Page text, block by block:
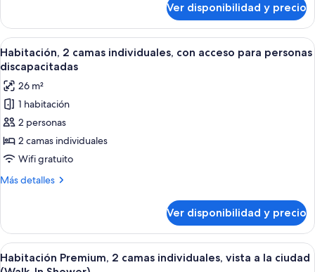
puerto
(High
Floor,
Walk
in
Shwr)
Premium,
cama
King
vista
al
puerto
(High
Floor,
in
Shwr)
Ver disponibilidad y precio
Ver
todas
las
fotos
de
Habitación,
2
camas
individuales,
para
personas
discapacitadas
Un baño moderno con ducha,
4
Habitación, 2 camas individuales, con acceso para personas
discapacitadas
26 m²
1 habitación
2 personas
2 camas individuales
Wifi gratuito
Más detalles
Más
2
camas
individuales,
con
Ver disponibilidad y precio
Ver
todas
Una habitación de hotel con dos
4
Habitación Premium, 2 camas individuales, vista a la ciudad